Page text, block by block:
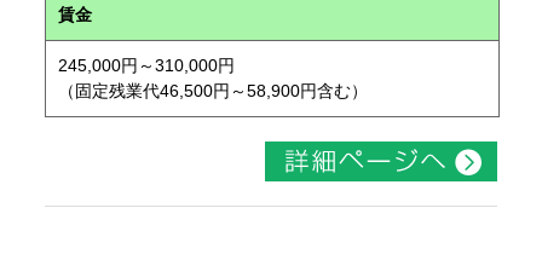
賃金
245,000円～310,000円
（固定残業代46,500円～58,900円含む）